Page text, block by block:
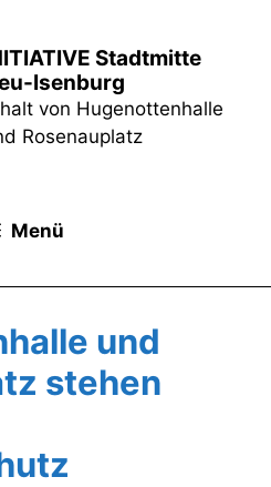
Stadtmitte
Isenburg
von Hugenottenhalle
Rosenauplatz
Menü
und
stehen